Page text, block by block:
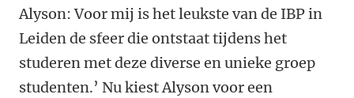
Alyson: Voor mij is het leukste van de IBP in
Leiden de sfeer die ontstaat tijdens het
studeren met deze diverse en unieke groep
studenten.’ Nu kiest Alyson voor een